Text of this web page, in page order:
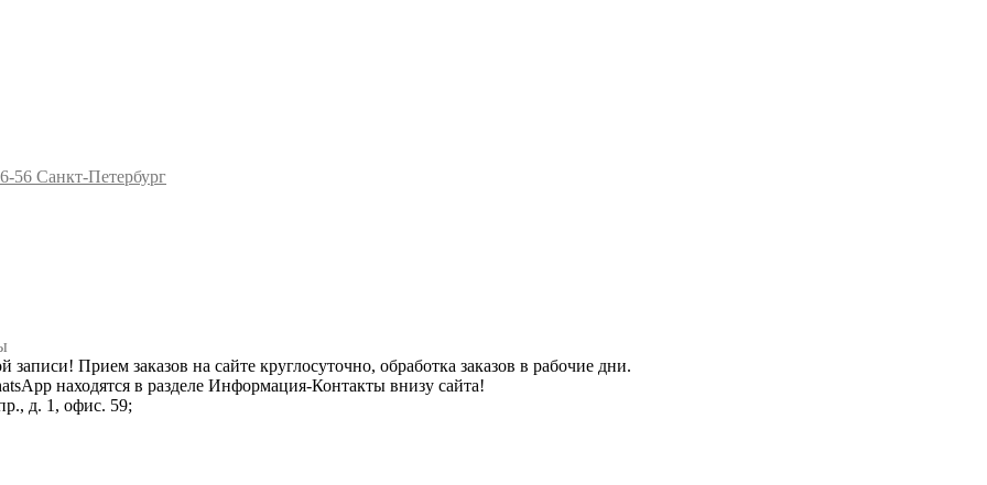
56 Санкт-Петербург
Прием заказов на сайте круглосуточно, обработка заказов в рабочие дни.
находятся в разделе Информация-Контакты внизу сайта!
д. 1, офис. 59;